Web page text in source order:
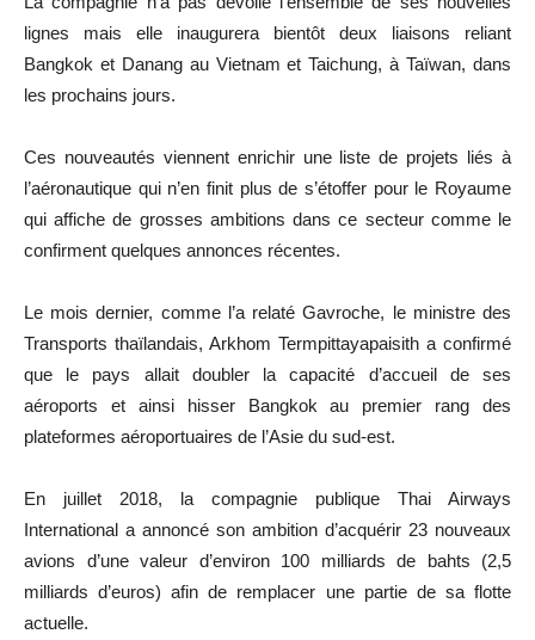
lignes mais elle inaugurera bientôt deux liaisons reliant
Bangkok et Danang au Vietnam et Taichung, à Taïwan, dans
les prochains jours.
Ces nouveautés viennent enrichir une liste de projets liés à
l’aéronautique qui n’en finit plus de s’étoffer pour le Royaume
qui affiche de grosses ambitions dans ce secteur comme le
confirment quelques annonces récentes.
Le mois dernier, comme l’a relaté Gavroche, le ministre des
Transports thaïlandais, Arkhom Termpittayapaisith a confirmé
que le pays allait doubler la capacité d’accueil de ses
aéroports et ainsi hisser Bangkok au premier rang des
plateformes aéroportuaires de l’Asie du sud-est.
En juillet 2018, la compagnie publique Thai Airways
International a annoncé son ambition d’acquérir 23 nouveaux
avions d’une valeur d’environ 100 milliards de bahts (2,5
milliards d’euros) afin de remplacer une partie de sa flotte
actuelle.